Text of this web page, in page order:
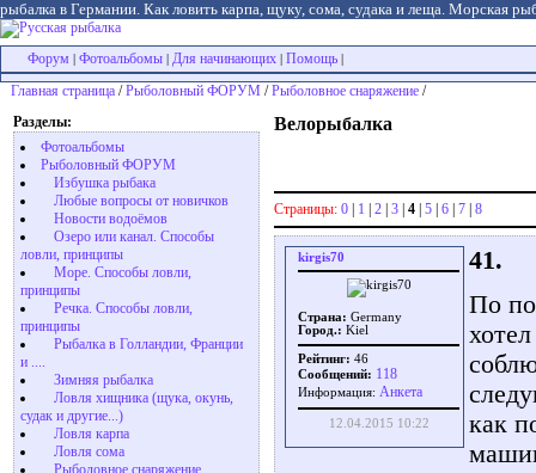
рыбалка в Германии. Как ловить карпа, щуку, сома, судака и леща. Морская
Форум Фотоальбомы Для начинающих Помощь
Главная страница /Рыболовный ФОРУМ /Рыболовное снаряжение /
Разделы:
Фотоальбомы
Рыболовный ФОРУМ
Избушка рыбака
Любые вопросы от новичков
Новости водоёмов
Озеро или канал. Способы
ловли, принципы
Море. Способы ловли,
принципы
Речка. Способы ловли,
принципы
Рыбалка в Голландии, Франции
и ....
Зимняя рыбалка
Ловля хищника (щука, окунь,
судак и другие...)
Ловля карпа
Ловля сома
Рыболовное снаряжение
Велорыбалка
Страницы: 0 | 1 | 2 | 3 | 4 | 5 | 6 | 7 | 8
kirgis70
Страна: Germany
Город.: Kiel
Рейтинг: 46
Сообщений: 118
Информация: Aнкета
12.04.2015 10:22
41.
По
как